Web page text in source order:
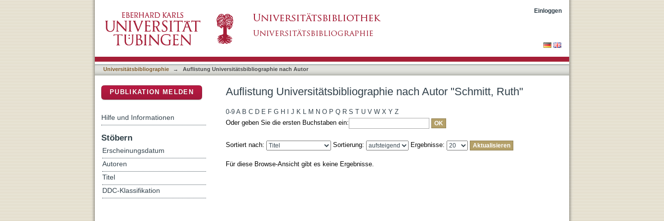
Einloggen
Universitätsbibliographie → Auflistung Universitätsbibliographie nach Autor
Auflistung Universitätsbibliographie nach Autor "Schmitt, Ruth"
0-9 A B C D E F G H J K L M N O P Q R S T U V W X Y Z
Oder geben Sie die ersten Buchstaben ein:
Sortiert nach: Sortierung: Ergebnisse:
Für diese Browse-Ansicht gibt es keine Ergebnisse.
PUBLIKATION MELDEN
Hilfe und Informationen
Stöbern
Erscheinungsdatum
Autoren
Titel
DDC-Klassifikation